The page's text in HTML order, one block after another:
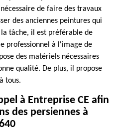
de faire des travaux
des anciennes peintures qui
tâche, il est préférable de
professionnel à l'image de
des matériels nécessaires
qualité. De plus, il propose
tous.
à Entreprise CE afin
des persiennes à